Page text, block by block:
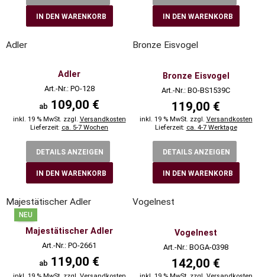
IN DEN WARENKORB IN DEN WARENKORB
Adler
Adler
Art.-Nr.: PO-128
ab 109,00 €
inkl. 19 % MwSt. zzgl. Versandkosten
Lieferzeit: ca. 5-7 Wochen
DETAILS ANZEIGEN
IN DEN WARENKORB
Bronze Eisvogel
Bronze Eisvogel
Art.-Nr.: BO-BS1539C
119,00 €
inkl. 19 % MwSt. zzgl. Versandkosten
Lieferzeit: ca. 4-7 Werktage
DETAILS ANZEIGEN
IN DEN WARENKORB
Majestätischer Adler
NEU
Majestätischer Adler
Art.-Nr.: PO-2661
ab 119,00 €
Vogelnest
Vogelnest
Art.-Nr.: BOGA-0398
142,00 €